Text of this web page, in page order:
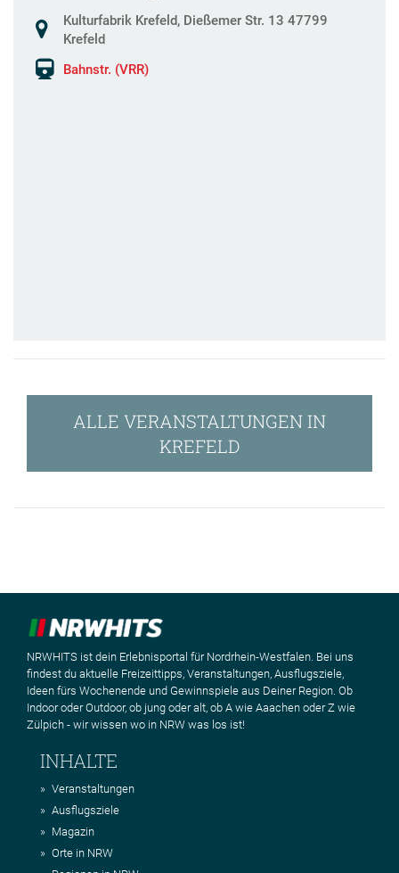
Kulturfabrik Krefeld, Dießemer Str. 13 47799
Krefeld
Bahnstr. (VRR)
ALLE VERANSTALTUNGEN IN
KREFELD
NRWHITS ist dein Erlebnisportal für Nordrhein-Westfalen. Bei uns
findest du aktuelle Freizeittipps, Veranstaltungen, Ausflugsziele,
Ideen fürs Wochenende und Gewinnspiele aus Deiner Region. Ob
Indoor oder Outdoor, ob jung oder alt, ob A wie Aaachen oder Z wie
Zülpich - wir wissen wo in NRW was los ist!
INHALTE
Veranstaltungen
Ausflugsziele
Magazin
Orte in NRW